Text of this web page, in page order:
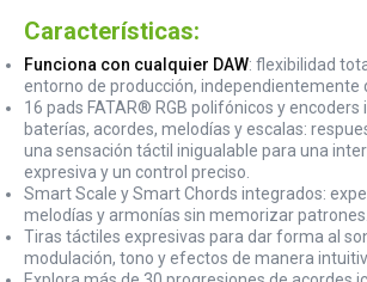
Características:
Funciona con cualquier DAW: flexibilidad
entorno de producción, independientemente
16 pads FATAR® RGB polifónicos y
baterías, acordes, melodías y escalas:
una sensación táctil inigualable para una
expresiva y un control preciso.
Smart Scale y Smart Chords integrados:
melodías y armonías sin memorizar patrones.
Tiras táctiles expresivas para dar forma al
modulación, tono y efectos de manera